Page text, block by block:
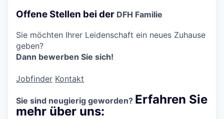
Offene Stellen bei der DFH Familie
Sie möchten Ihrer Leidenschaft ein neues Zuhause
geben?
Dann bewerben Sie sich!
Jobfinder Kontakt
Sie sind neugierig geworden? Erfahren Sie
mehr über uns: